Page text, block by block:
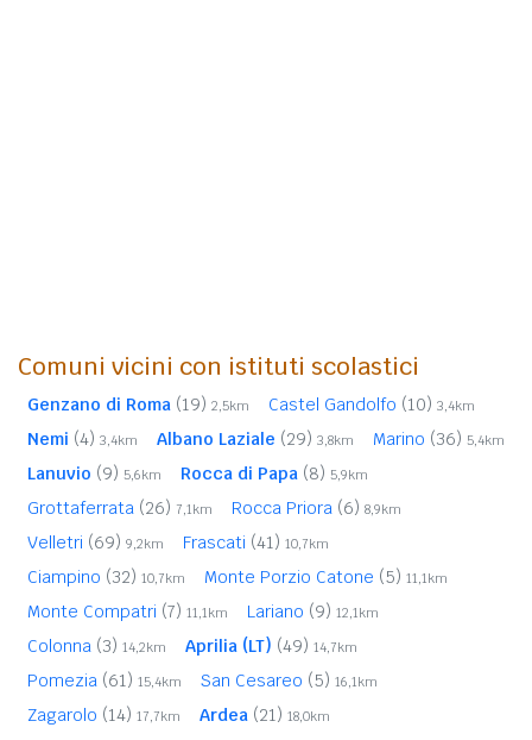
Comuni vicini con istituti scolastici
Genzano di Roma (19) 2,5km Castel Gandolfo (10) 3,4km
Nemi (4) 3,4km Albano Laziale (29) 3,8km Marino (36) 5,4km
Lanuvio (9) 5,6km Rocca di Papa (8) 5,9km
Grottaferrata (26) 7,1km Rocca Priora (6) 8,9km
Velletri (69) 9,2km Frascati (41) 10,7km
Ciampino (32) 10,7km Monte Porzio Catone (5) 11,1km
Monte Compatri (7) 11,1km Lariano (9) 12,1km
Colonna (3) 14,2km Aprilia (LT) (49) 14,7km
Pomezia (61) 15,4km San Cesareo (5) 16,1km
Zagarolo (14) 17,7km Ardea (21) 18,0km